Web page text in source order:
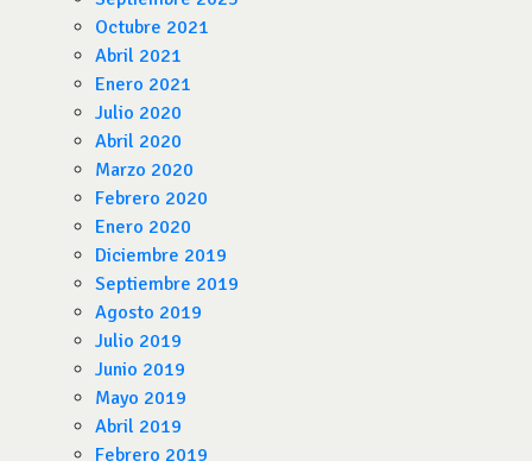
Octubre 2021
Abril 2021
Enero 2021
Julio 2020
Abril 2020
Marzo 2020
Febrero 2020
Enero 2020
Diciembre 2019
Septiembre 2019
Agosto 2019
Julio 2019
Junio 2019
Mayo 2019
Abril 2019
Febrero 2019